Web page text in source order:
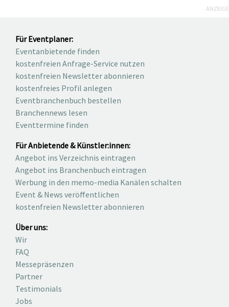
ANZEIGE
Für Eventplaner:
Eventanbietende finden
kostenfreien Anfrage-Service nutzen
kostenfreien Newsletter abonnieren
kostenfreies Profil anlegen
Eventbranchenbuch bestellen
Branchennews lesen
Eventtermine finden
Für Anbietende & Künstler:innen:
Angebot ins Verzeichnis eintragen
Angebot ins Branchenbuch eintragen
Werbung in den memo-media Kanälen schalten
Event & News veröffentlichen
kostenfreien Newsletter abonnieren
Über uns:
Wir
FAQ
Messepräsenzen
Partner
Testimonials
Jobs